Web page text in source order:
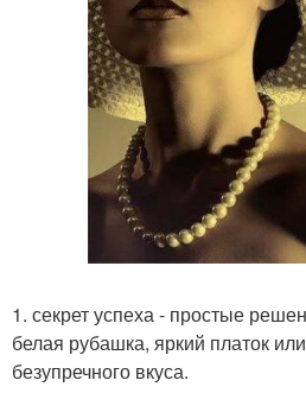
1. секрет успеха - простые
белая рубашка, яркий платок
безупречного вкуса.